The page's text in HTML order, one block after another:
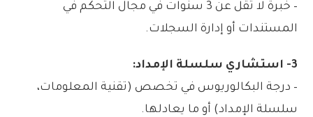
– خبرة لا تقل عن 3 سنوات في مجال التحكم في
المستندات أو إدارة السجلات.
3- استشاري سلسلة الإمداد:
– درجة البكالوريوس في تخصص (تقنية المعلومات،
سلسلة الإمداد) أو ما يعادلها.